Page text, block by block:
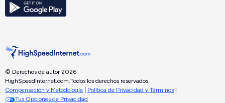
© Derechos de autor 2026
HighSpeedInternet.com. Todos los derechos reservados.
Compensación y Metodología
Política de Privacidad y Términos
Tus Opciones de Privacidad